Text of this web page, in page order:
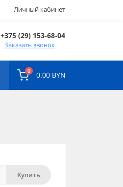
Личный кабинет
+375 (29) 153-68-04
Заказать звонок
0 0.00 BYN
Купить